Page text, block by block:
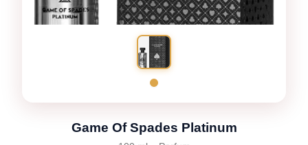
Game Of Spades Platinum